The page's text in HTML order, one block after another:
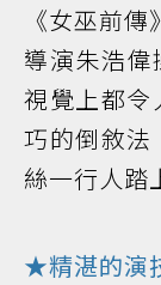
《女巫前
導演朱浩偉
視覺上都令
巧的倒敘法
絲一行人踏
★精湛的演